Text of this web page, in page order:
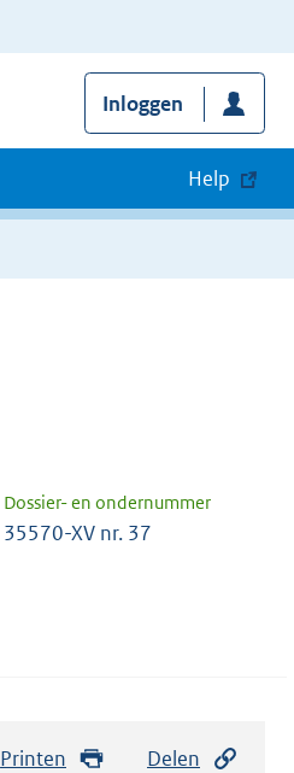
Inloggen
Help
Dossier- en ondernummer
35570-XV nr. 37
Printen Delen